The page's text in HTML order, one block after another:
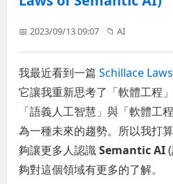
📅 2023/09/13 09:07 📁AI
我最近看到一篇Schillace
它讓我重新思考了「軟體工程
「語義人工智慧」與「軟體工
為一種未來的趨勢。所以我打
夠讓更多人認識Semantic AI
夠對這個領域有更多的了解。